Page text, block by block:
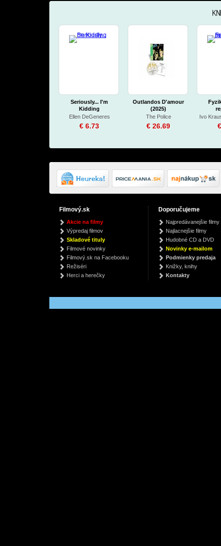
Seriously... I'm
Kidding
Ellen DeGeneres
€ 6.73
Outlandos D'amour
(2025)
The Police
€ 26.69
Ivo
Nototo a strašidelná
škola Elvíry Múdrej
Gabriela Futová
€ 7.88
Diamond Star Heroes
Live From Sheffield
Def Leppard
€ 26.69
Filmový.sk
Akcie na filmy
Výpredaj filmov
Skladové tituly
Filmové novinky
Filmový.sk na Facebooku
Režiséri
Herci a herečky
Doporučujeme
Najpredávanejšie filmy
Najlacnejšie filmy
Hudobné CD a DVD
Novinky e-mailom
Podmienky predaja
Knižky, knihy
Kontakty